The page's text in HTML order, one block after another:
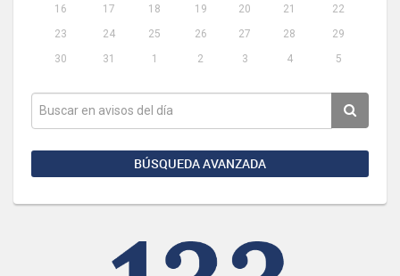
16
17 18 19 20 21
22
23
24 25 26 27 28
29
30
31 1 2 3 4 5
BÚSQUEDA AVANZADA